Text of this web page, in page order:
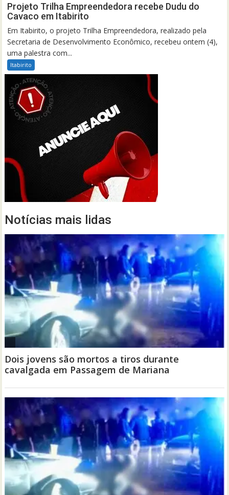
Projeto Trilha Empreendedora recebe Dudu do
Cavaco em Itabirito
Em Itabirito, o projeto Trilha Empreendedora, realizado pela
Secretaria de Desenvolvimento Econômico, recebeu ontem (4),
uma palestra com...
Itabirito
Notícias mais lidas